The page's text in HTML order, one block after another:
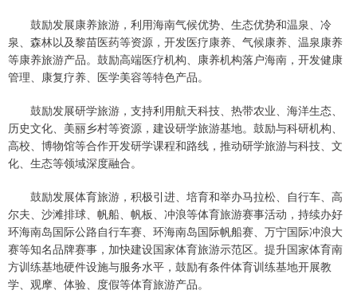
鼓励发展康养旅游，利用海南气候优势、生态优势和温泉、冷
泉、森林以及黎苗医药等资源，开发医疗康养、气候康养、温泉康养
等康养旅游产品。鼓励高端医疗机构、康养机构落户海南，开发健康
管理、康复疗养、医学美容等特色产品。
鼓励发展研学旅游，支持利用航天科技、热带农业、海洋生态、
历史文化、美丽乡村等资源，建设研学旅游基地。鼓励与科研机构、
高校、博物馆等合作开发研学课程和路线，推动研学旅游与科技、文
化、生态等领域深度融合。
鼓励发展体育旅游，积极引进、培育和举办马拉松、自行车、高
尔夫、沙滩排球、帆船、帆板、冲浪等体育旅游赛事活动，持续办好
环海南岛国际公路自行车赛、环海南岛国际帆船赛、万宁国际冲浪大
赛等知名品牌赛事，加快建设国家体育旅游示范区。提升国家体育南
方训练基地硬件设施与服务水平，鼓励有条件体育训练基地开展教
学、观摩、体验、度假等体育旅游产品。